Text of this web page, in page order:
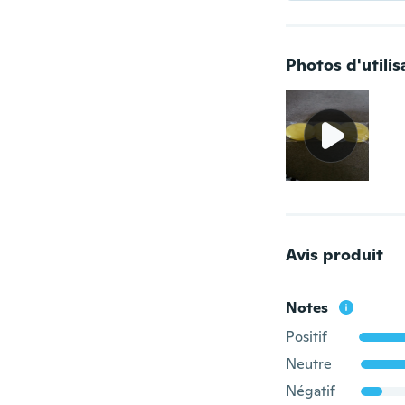
Photos
Avis produit
Notes
Positif
Neutre
Négatif